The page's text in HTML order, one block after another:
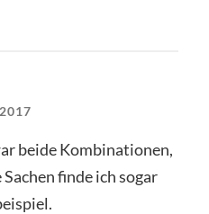
beide Kombinationen,
finde ich sogar